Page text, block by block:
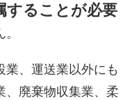
することが必要
業、運送業以外にも
、廃棄物収集業、柔